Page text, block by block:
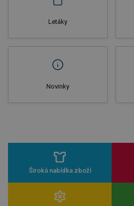
Letáky
Novinky
Široká nabídka zboží